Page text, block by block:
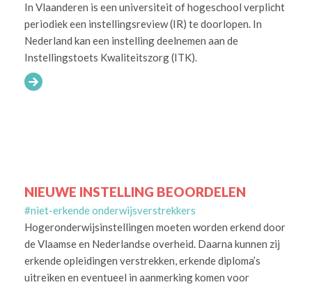
In Vlaanderen is een universiteit of hogeschool verplicht
periodiek een instellingsreview (IR) te doorlopen. In
Nederland kan een instelling deelnemen aan de
Instellingstoets Kwaliteitszorg (ITK).
NIEUWE INSTELLING BEOORDELEN
#niet-erkende onderwijsverstrekkers
Hogeronderwijsinstellingen moeten worden erkend door
de Vlaamse en Nederlandse overheid. Daarna kunnen zij
erkende opleidingen verstrekken, erkende diploma’s
uitreiken en eventueel in aanmerking komen voor